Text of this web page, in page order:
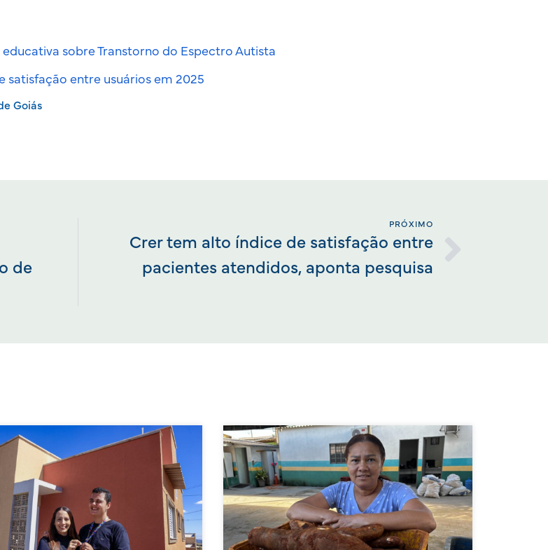
sobre Transtorno do Espectro Autista
satisfação entre usuários em 2025
Goiás
de
PRÓXIMO
Crer tem alto índice de satisfação entre
pacientes atendidos, aponta pesquisa